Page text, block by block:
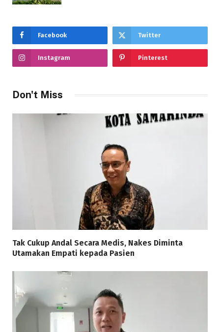
Facebook Twitter
Instagram Pinterest
Don't Miss
Tak Cukup Andal Secara Medis, Nakes Diminta
Utamakan Empati kepada Pasien